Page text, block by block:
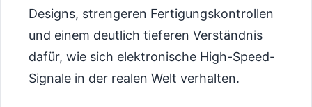
Designs, strengeren Fertigungskontrollen
und einem deutlich tieferen Verständnis
dafür, wie sich elektronische High-Speed-
Signale in der realen Welt verhalten.